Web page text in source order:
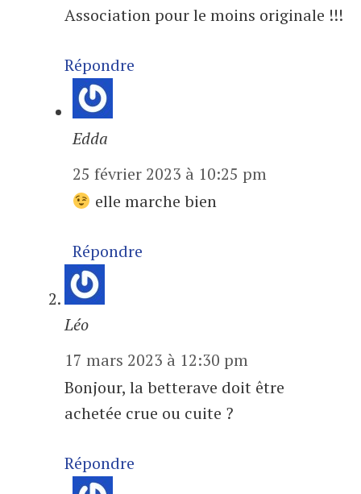
Association pour le moins originale !!!
Répondre
Edda
25 février 2023 à 10:25 pm
elle marche bien
Répondre
Léo
17 mars 2023 à 12:30 pm
Bonjour, la betterave doit être
achetée crue ou cuite ?
Répondre